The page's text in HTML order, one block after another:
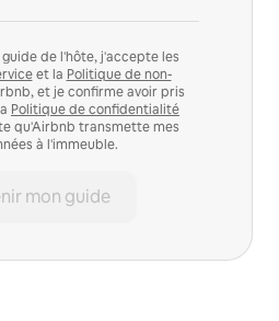
de l'hôte, j'accepte les
et la Politique de non-
et je confirme avoir pris
Politique de confidentialité
qu'Airbnb transmette mes
à l'immeuble.
mon guide